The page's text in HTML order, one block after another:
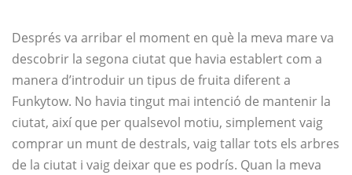
Després va arribar el moment en què la meva mare va
descobrir la segona ciutat que havia establert com a
manera d’introduir un tipus de fruita diferent a
Funkytow. No havia tingut mai intenció de mantenir la
ciutat, així que per qualsevol motiu, simplement vaig
comprar un munt de destrals, vaig tallar tots els arbres
de la ciutat i vaig deixar que es podrís. Quan la meva